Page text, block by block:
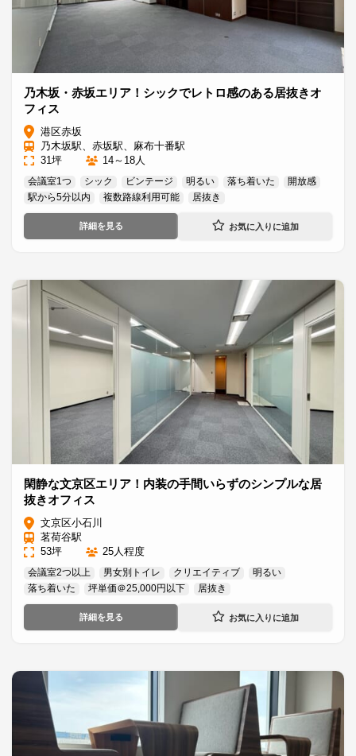
乃木坂・赤坂エリア！シックでレトロ感のある居抜きオ
フィス
港区赤坂
乃木坂駅、赤坂駅、麻布十番駅
31坪
14～18人
会議室1つ シック ビンテージ 明るい 落ち着いた
開放感
駅から5分以内
複数路線利用可能 居抜き
詳細を見る
閑静な文京区エリア！内装の手間いらずのシンプルな居
抜きオフィス
文京区小石川
茗荷谷駅
53坪
25人程度
会議室2つ以上 男女別トイレ クリエイティブ
明るい
落ち着いた
坪単価＠25,000円以下 居抜き
詳細を見る